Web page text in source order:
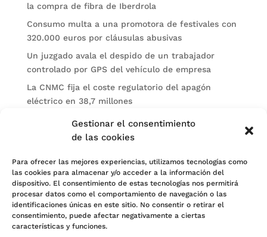
Gestionar el consentimiento
de las cookies
Para ofrecer las mejores experiencias, utilizamos tecnologías como
las cookies para almacenar y/o acceder a la información del
dispositivo. El consentimiento de estas tecnologías nos permitirá
procesar datos como el comportamiento de navegación o las
identificaciones únicas en este sitio. No consentir o retirar el
consentimiento, puede afectar negativamente a ciertas
características y funciones.
la compra de fibra de Iberdrola
Consumo multa a una promotora de festivales con
320.000 euros por cláusulas abusivas
Un juzgado avala el despido de un trabajador
controlado por GPS del vehículo de empresa
La CNMC fija el coste regulatorio del apagón
eléctrico en 38,7 millones
El BOE publica sanciones de la CNMV a Soltec y
Categorías
Actualidad
Noticias Jurídicas
Subastas